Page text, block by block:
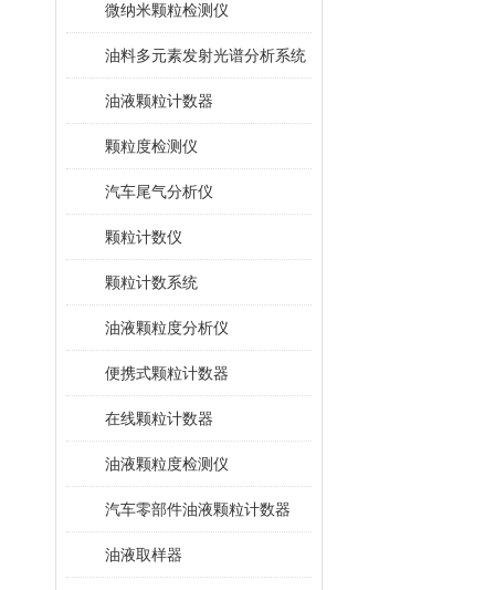
微纳米颗粒检测仪
油料多元素发射光谱分析系统
油液颗粒计数器
颗粒度检测仪
汽车尾气分析仪
颗粒计数仪
颗粒计数系统
油液颗粒度分析仪
便携式颗粒计数器
在线颗粒计数器
油液颗粒度检测仪
汽车零部件油液颗粒计数器
油液取样器